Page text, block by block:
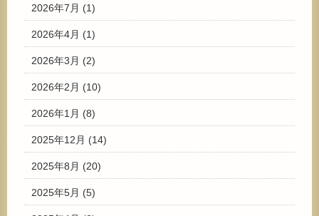
2026年7月 (1)
2026年4月 (1)
2026年3月 (2)
2026年2月 (10)
2026年1月 (8)
2025年12月 (14)
2025年8月 (20)
2025年5月 (5)